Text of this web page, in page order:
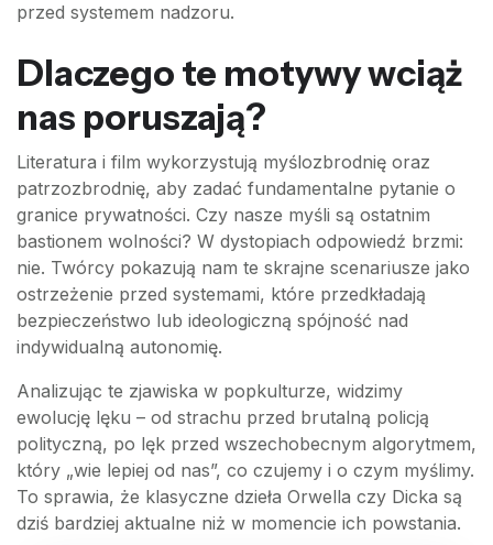
przed systemem nadzoru.
Dlaczego te motywy wciąż
nas poruszają?
Literatura i film wykorzystują myślozbrodnię oraz
patrzozbrodnię, aby zadać fundamentalne pytanie o
granice prywatności. Czy nasze myśli są ostatnim
bastionem wolności? W dystopiach odpowiedź brzmi:
nie. Twórcy pokazują nam te skrajne scenariusze jako
ostrzeżenie przed systemami, które przedkładają
bezpieczeństwo lub ideologiczną spójność nad
indywidualną autonomię.
Analizując te zjawiska w popkulturze, widzimy
ewolucję lęku – od strachu przed brutalną policją
polityczną, po lęk przed wszechobecnym algorytmem,
który „wie lepiej od nas”, co czujemy i o czym myślimy.
To sprawia, że klasyczne dzieła Orwella czy Dicka są
dziś bardziej aktualne niż w momencie ich powstania.